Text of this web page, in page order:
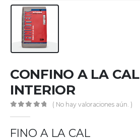
CONFINO A LA
INTERIOR
( No hay valoraciones aún. )
FINO A LA CAL